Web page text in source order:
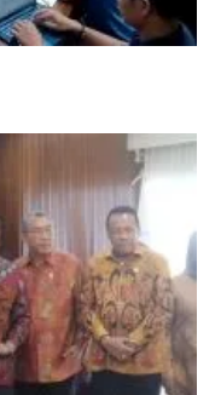
pangan di